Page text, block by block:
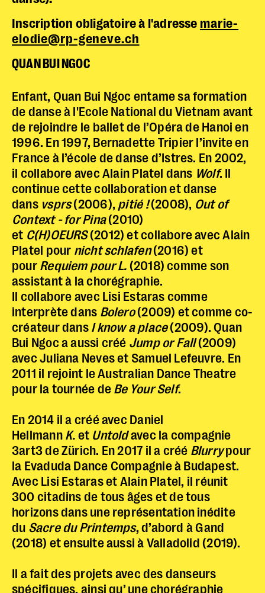
Inscription obligatoireà l'adresse marie-
elodie@rp-geneve.ch
QUAN BUI NGOC
Enfant, Quan Bui Ngoc entame sa formation
de danse à l'Ecole National du Vietnam avant
de rejoindre le ballet de l’Opéra de Hanoi en
1996. En 1997, Bernadette Tripier l’invite en
France à l’école de danse d’Istres. En 2002,
il collabore avec Alain Platel dans Wolf. Il
continue cette collaboration et danse
dans vsprs(2006), pitié !(2008), Out of
Context - for Pina(2010)
et C(H)OEURS(2012) et collabore avec Alain
Platel pour nicht schlafen(2016) et
pour Requiem pour L. (2018) comme son
assistant à la chorégraphie.
Il collabore avec Lisi Estaras comme
interprète dans Bolero(2009) et comme co-
créateur dansI know a place(2009). Quan
Bui Ngoc a aussi créé Jump or Fall(2009)
avec Juliana Neves et Samuel Lefeuvre. En
2011 il rejoint le Australian Dance Theatre
pour la tournée de Be Your Self.
En 2014 il a créé avec Daniel
Hellmann K. et Untoldavec la compagnie
3art3 de Zürich. En 2017 il a créé Blurrypour
la Evaduda Dance Compagnie à Budapest.
Avec Lisi Estaras et Alain Platel, il réunit
300 citadins de tous âges et de tous
horizons dans une représentation inédite
du Sacre du Printemps, d’abord à Gand
(2018) et ensuite aussi à Valladolid (2019).
Il a fait des projets avec des danseurs
spécifiques, ainsi qu’ une chorégraphie